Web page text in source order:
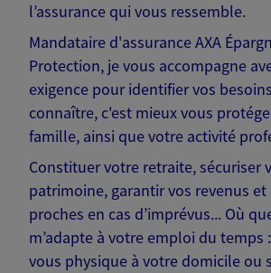
l’assurance qui vous ressemble.
Mandataire d'assurance AXA
Protection, je vous accompagne
exigence pour identifier vos
connaître, c'est mieux vous
famille, ainsi que votre activité
Constituer votre retraite, sécuriser
patrimoine, garantir vos revenus et
proches en cas d’imprévus... Où
m’adapte à votre emploi du temps
vous physique à votre domicile ou